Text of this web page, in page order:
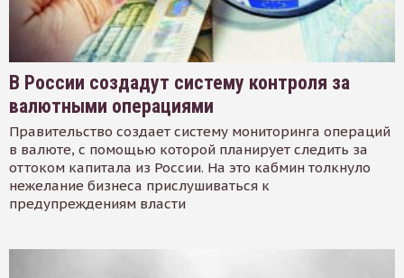
В России создадут систему контроля за
валютными операциями
Правительство создает систему мониторинга операций
в валюте, с помощью которой планирует следить за
оттоком капитала из России. На это кабмин толкнуло
нежелание бизнеса прислушиваться к
предупреждениям власти